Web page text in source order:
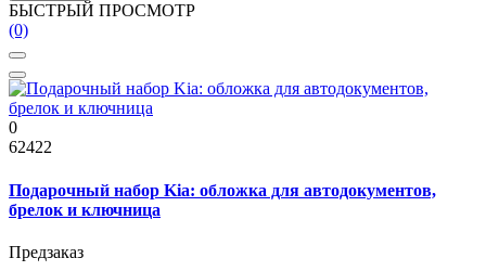
БЫСТРЫЙ ПРОСМОТР
(0)
0
62422
Подарочный набор Kia: обложка для автодокументов,
брелок и ключница
Предзаказ